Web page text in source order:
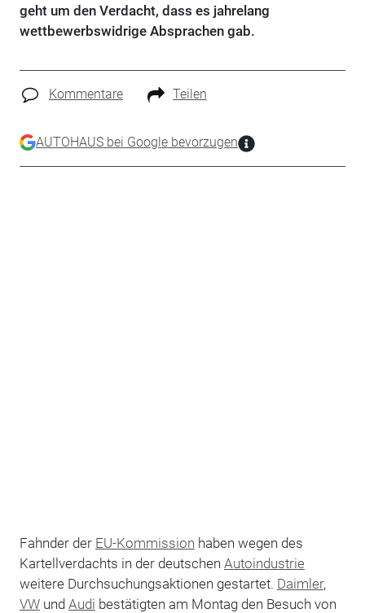
geht um den Verdacht, dass es jahrelang
wettbewerbswidrige Absprachen gab.
Kommentare Teilen
AUTOHAUS bei Google bevorzugen
Fahnder der EU-Kommission haben wegen des
Kartellverdachts in der deutschen Autoindustrie
weitere Durchsuchungsaktionen gestartet. Daimler,
VWund Audi bestätigten am Montag den Besuch von